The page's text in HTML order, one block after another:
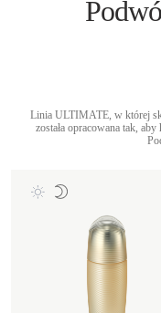
Linia ULTIMATE, w której
została opracowana tak,